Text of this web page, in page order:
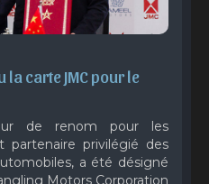
la carte JMC pour le
de renom pour les
partenaire privilégié des
a été désigné
Motors Corporation